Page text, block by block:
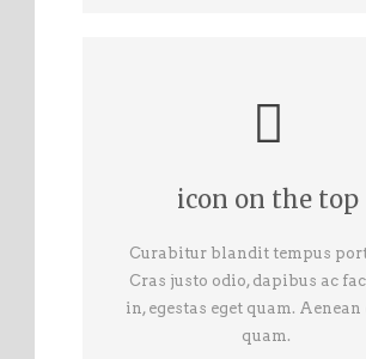
icon on the top
Curabitur blandit tempus
Cras justo odio, dapibus ac
in, egestas eget quam. Aenean
quam.